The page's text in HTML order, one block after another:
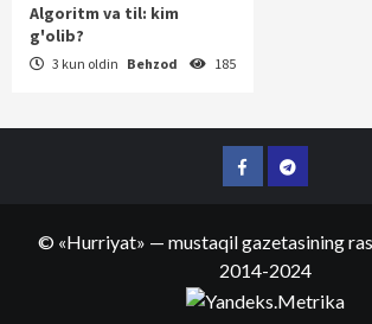
Algoritm va til: kim
g'olib?
3 kun oldin Behzod 185
FacebookTelegram
© «Hurriyat» — mustaqil gazetasining
2014-2024